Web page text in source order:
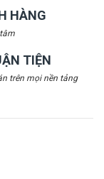
HÀNG
TIỆN
trên mọi nền tảng